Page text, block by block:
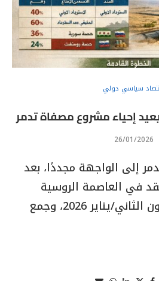
سياسي دولي
إحياء مشروع مصفاة تدمر
26/01/2026
إلى الواجهة مجددًا، بعد
في العاصمة الروسية
موسكو بتاريخ 20 كانون الثاني/يناير 2026، وجمع